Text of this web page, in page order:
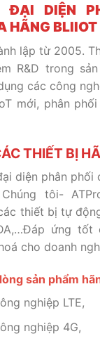
ĐẠI DIỆN
HÃNG
lập từ 2005.
R&D trong
các công
mới, phân
THIẾT BỊ
diện phân phối
tôi-
thiết bị tự
ứng tốt
cho doanh
sản phẩm
nghiệp LTE,
nghiệp 4G,